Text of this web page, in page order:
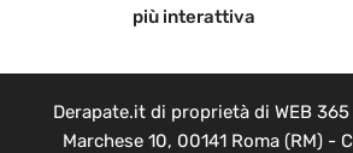
più interattiva
Derapate.it di proprietà di WEB 365
Marchese 10, 00141 Roma (RM) -